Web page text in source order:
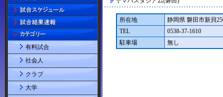
所在地
静岡県 磐田市新貝
TEL
0538-37-1610
駐車場
無し
有料試合
社会人
クラブ
大学